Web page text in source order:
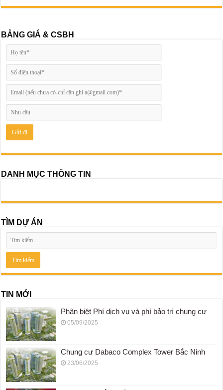
BẢNG GIÁ & CSBH
DANH MỤC THÔNG TIN
TÌM DỰ ÁN
TIN MỚI
Phân biệt Phí dịch vụ và phí bảo trì chung cư
05/09/2025
Chung cư Dabaco Complex Tower Bắc Ninh
23/06/2025